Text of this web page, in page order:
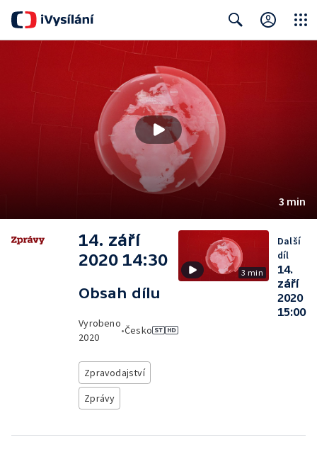
3 min
14. září
2020 14:30
Obsah dílu
Vyrobeno
2020
•Česko
Zpravodajství
Zprávy
3 min
Další
díl
14.
září
2020
15:00